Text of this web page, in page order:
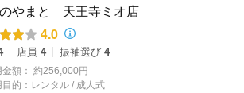
やまと 天王寺ミオ店
4.0
店員 4 振袖選び 4
額： 約256,000円
的： レンタル / 成人式